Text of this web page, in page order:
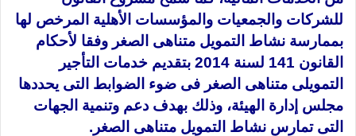
للشركات والجمعيات والمؤسسات الأهلية المرخص لها
بممارسة نشاط التمويل متناهى الصغر وفقا لأحكام
القانون 141 لسنة 2014 بتقديم خدمات التأجير
التمويلى متناهى الصغر فى ضوء الضوابط التى يحددها
مجلس إدارة الهيئة، وذلك بهدف دعم وتنمية الجهات
التى تمارس نشاط التمويل متناهى الصغر.